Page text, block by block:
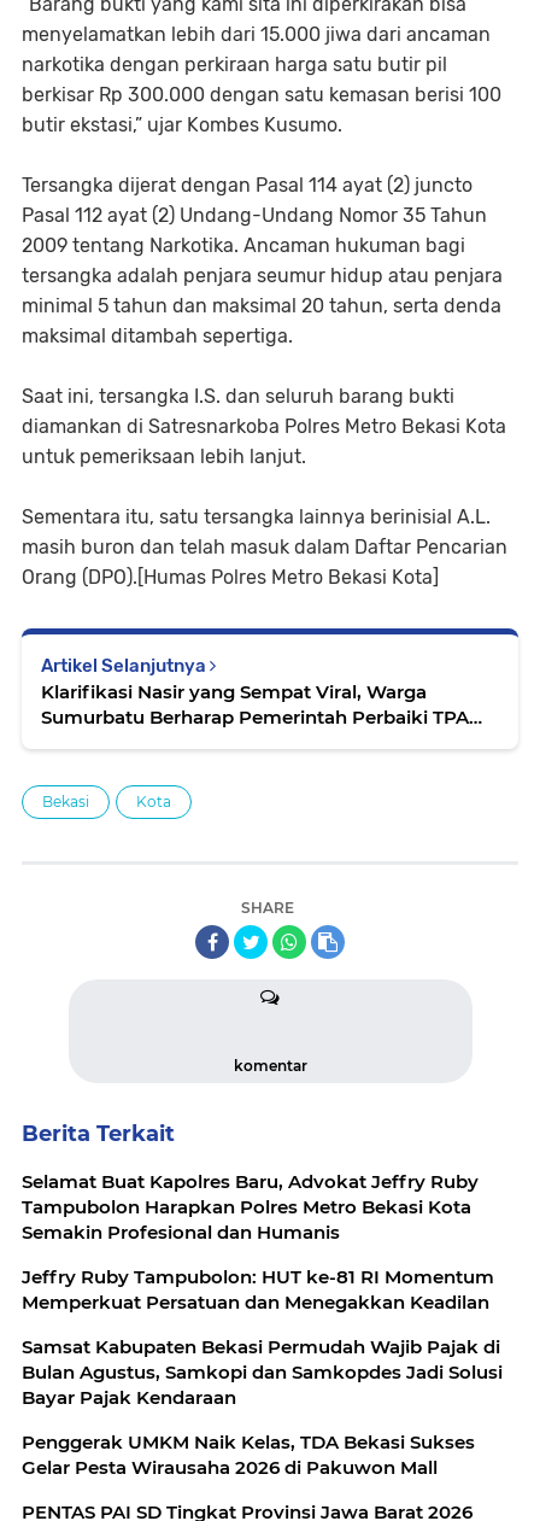
“Barang bukti yang kami sita ini diperkirakan bisa
menyelamatkan lebih dari 15.000 jiwa dari ancaman
narkotika dengan perkiraan harga satu butir pil
berkisar Rp 300.000 dengan satu kemasan berisi 100
butir ekstasi,” ujar Kombes Kusumo.
Tersangka dijerat dengan Pasal 114 ayat (2) juncto
Pasal 112 ayat (2) Undang-Undang Nomor 35 Tahun
2009 tentang Narkotika. Ancaman hukuman bagi
tersangka adalah penjara seumur hidup atau penjara
minimal 5 tahun dan maksimal 20 tahun, serta denda
maksimal ditambah sepertiga.
Saat ini, tersangka I.S. dan seluruh barang bukti
diamankan di Satresnarkoba Polres Metro Bekasi Kota
untuk pemeriksaan lebih lanjut.
Sementara itu, satu tersangka lainnya berinisial A.L.
masih buron dan telah masuk dalam Daftar Pencarian
Orang (DPO).[Humas Polres Metro Bekasi Kota]
Artikel Selanjutnya
Klarifikasi Nasir yang Sempat Viral, Warga
Sumurbatu Berharap Pemerintah Perbaiki TPA
Bekasi Kota
SHARE
komentar
Berita Terkait
Selamat Buat Kapolres Baru, Advokat Jeffry Ruby
Tampubolon Harapkan Polres Metro Bekasi Kota
Semakin Profesional dan Humanis
Jeffry Ruby Tampubolon: HUT ke-81 RI Momentum
Memperkuat Persatuan dan Menegakkan Keadilan
Samsat Kabupaten Bekasi Permudah Wajib Pajak di
Bulan Agustus, Samkopi dan Samkopdes Jadi Solusi
Bayar Pajak Kendaraan
Penggerak UMKM Naik Kelas, TDA Bekasi Sukses
Gelar Pesta Wirausaha 2026 di Pakuwon Mall
PENTAS PAI SD Tingkat Provinsi Jawa Barat 2026